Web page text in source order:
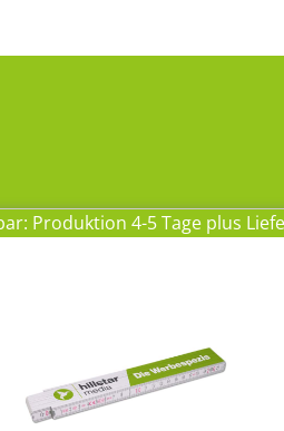
Produktion 4-5 Tage plus